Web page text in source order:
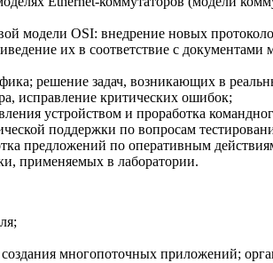
модели OSI: внедрение новых
их в соответствие с
решение задач, возникающих в
исправление критических ошибок;
устройством и проработка
поддержки по вопросам
предложений по оперативным
применяемых в лаборатории.
многопоточных приложений;